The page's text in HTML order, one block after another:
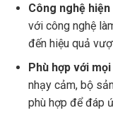
Công nghệ hiện
với công nghệ
đến hiệu quả
Phù hợp với
nhạy cảm, bộ
phù hợp để đáp